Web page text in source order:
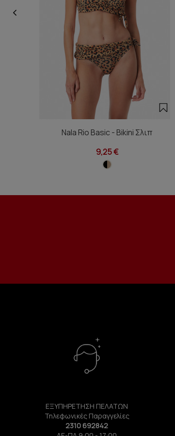
Nala Rio Basic - Bikini Σλιπ
9,25 €
ΕΞΥΠΗΡΕΤΗΣΗ ΠΕΛΑΤΩΝ
Τηλεφωνικές Παραγγελίες
2310 692842